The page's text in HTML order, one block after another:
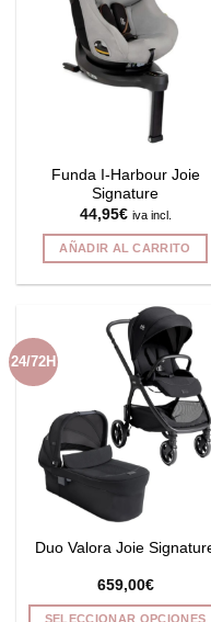
Funda I-Harbour Joie
Signature
44,95€ iva incl.
AÑADIR AL CARRITO
24/72H
Duo Valora Joie
659,00€
SELECCIONAR OPCIONES